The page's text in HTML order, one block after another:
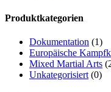
Produktkategorien
Dokumentation (1)
Europäische
Mixed Martial Arts
Unkategorisiert (0)